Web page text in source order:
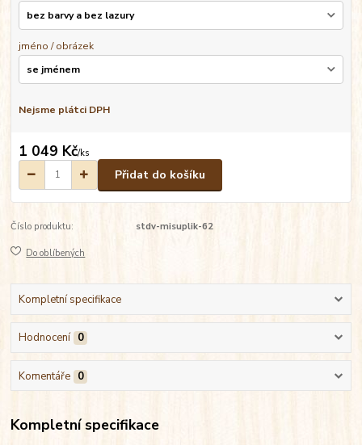
jméno / obrázek
Nejsme plátci DPH
1 049 Kč/ks
Přidat do košíku
Číslo produktu: stdv-misuplik-62
Do oblíbených
Kompletní specifikace
Hodnocení 0
Komentáře 0
Kompletní specifikace